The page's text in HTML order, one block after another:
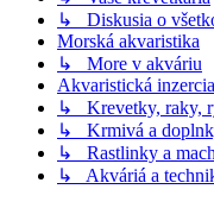
↳ Diskusia o
Morská akvaristika
↳ More v akváriu
Akvaristická inzercia
↳ Krevetky, raky,
↳ Krmivá a
↳ Rastlinky a
↳ Akváriá a